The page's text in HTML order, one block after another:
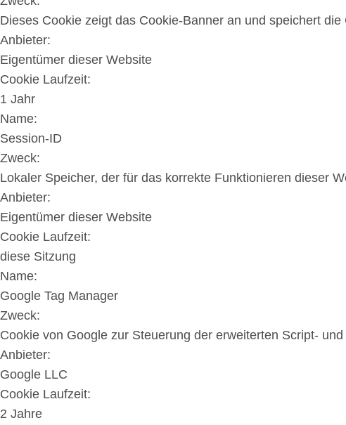
Dieses Cookie zeigt das Cookie-Banner an und speichert
Anbieter:
Eigentümer dieser Website
Cookie Laufzeit:
1 Jahr
Name:
Session-ID
Zweck:
Lokaler Speicher, der für das korrekte Funktionieren dieser
Anbieter:
Eigentümer dieser Website
Cookie Laufzeit:
diese Sitzung
Name:
Google Tag Manager
Zweck:
Cookie von Google zur Steuerung der erweiterten Script-
Anbieter:
Google LLC
Cookie Laufzeit:
2 Jahre